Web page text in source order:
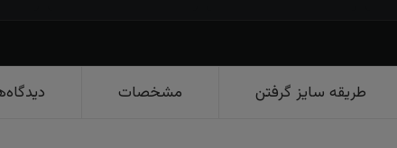
طریقه سایز گرفتن مشخصات